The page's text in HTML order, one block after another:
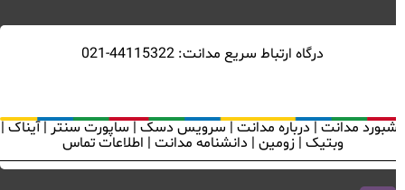
درگاه ارتباط سريع مدانت: 44115322-021
مدانت|درباره مدانت|سرويس دسک|ساپورت سنتر|آيناک|
وبتيک| زومين| دانشنامه مدانت| اطلاعات تماس